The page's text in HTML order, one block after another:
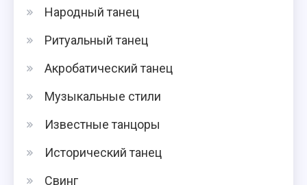
Народный танец
Ритуальный танец
Акробатический танец
Музыкальные стили
Известные танцоры
Исторический танец
Свинг